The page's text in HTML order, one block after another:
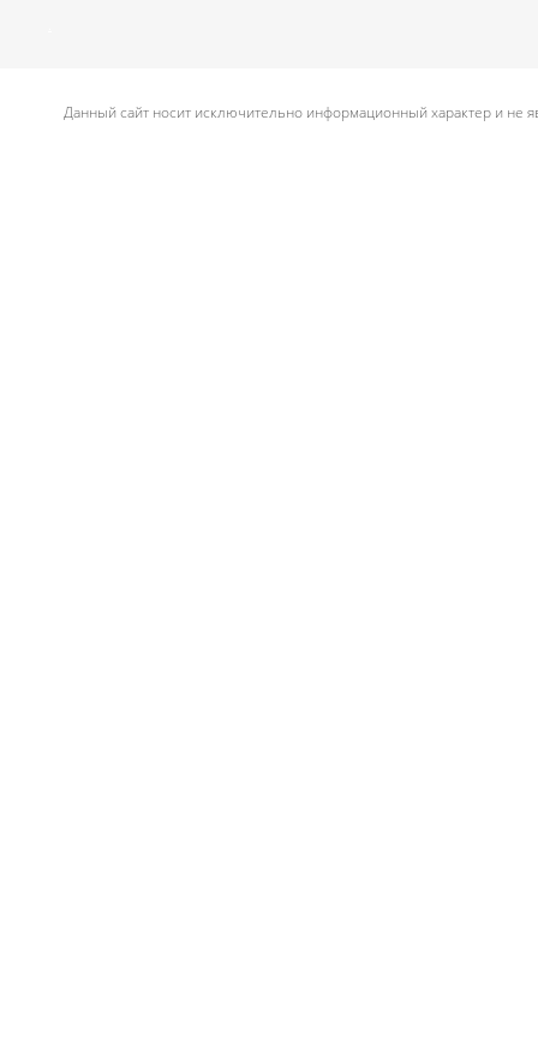
Данный сайт носит исключительно информационный характер и не